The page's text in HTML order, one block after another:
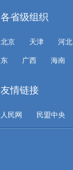
各省级组织
北京 天津 河北
东 广西 海南
友情链接
人民网 民盟中央